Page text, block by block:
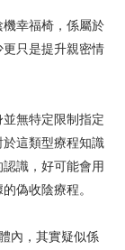
幸福椅，係屬於
只是提升親密情
無特定限制指定
這類型療程知識
識，好可能會用
偽收陰療程。
內，其實疑似係